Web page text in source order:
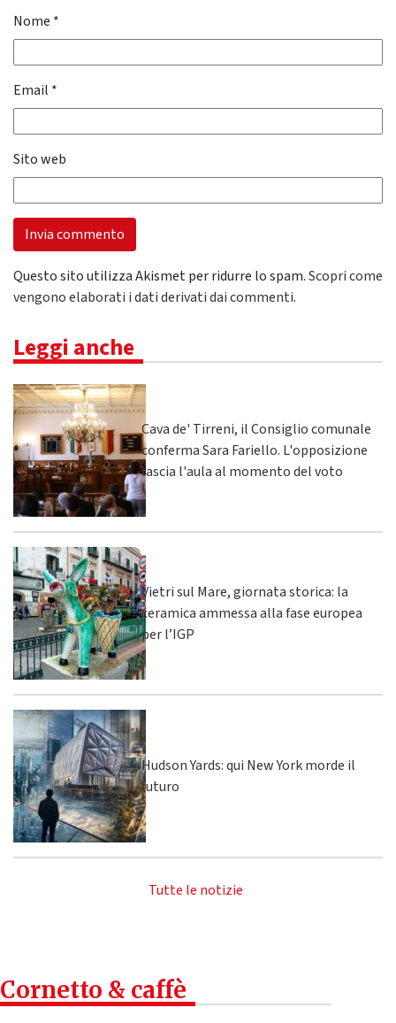
Nome *
Email *
Sito web
Questo sito utilizza Akismet per ridurre lo spam.Scopri come
vengono elaborati i dati derivati dai commenti.
Leggi anche
Cava de' Tirreni, il Consiglio comunale
conferma Sara Fariello. L'opposizione
lascia l'aula al momento del voto
Vietri sul Mare, giornata storica: la
ceramica ammessa alla fase europea
per l’IGP
Hudson Yards: qui New York morde il
futuro
Tutte le notizie
Cornetto & caffè